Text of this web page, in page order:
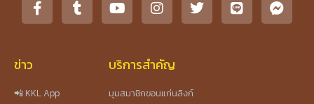
ข่าว
📲 KKL App
บริการสำคัญ
มุมสมาชิกขอนแก่นลิงก์